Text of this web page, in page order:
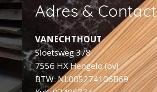
Adres & Contact
VANECHTHOUT
Sloetsweg 378
7556 HX Hengelo (ov)
BTW: NL005274106B69